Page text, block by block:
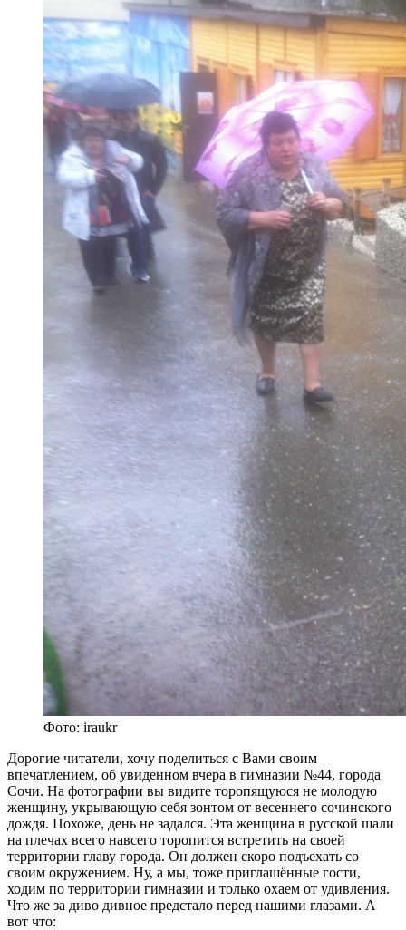
Фото: iraukr
Дорогие читатели, хочу поделиться с Вами своим
впечатлением, об увиденном вчера в гимназии №44, города
Сочи. На фотографии вы видите торопящуюся не молодую
женщину, укрывающую себя зонтом от весеннего сочинского
дождя. Похоже, день не задался. Эта женщина в русской шали
на плечах всего навсего торопится встретить на своей
территории главу города. Он должен скоро подъехать со
своим окружением. Ну, а мы, тоже приглашённые гости,
ходим по территории гимназии и только охаем от удивления.
Что же за диво дивное предстало перед нашими глазами. А
вот что: